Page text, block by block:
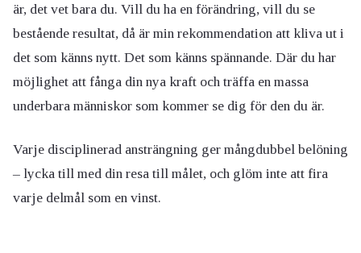
är, det vet bara du. Vill du ha en förändring, vill du se
bestående resultat, då är min rekommendation att kliva ut i
det som känns nytt. Det som känns spännande. Där du har
möjlighet att fånga din nya kraft och träffa en massa
underbara människor som kommer se dig för den du är.
Varje disciplinerad ansträngning ger mångdubbel belöning
– lycka till med din resa till målet, och glöm inte att fira
varje delmål som en vinst.